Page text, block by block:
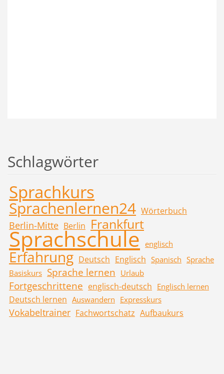
Schlagwörter
Sprachkurs
Sprachenlernen24 Wörterbuch
Berlin-Mitte Berlin Frankfurt
Sprachschule englisch
Erfahrung Deutsch Englisch Spanisch Sprache
Basiskurs Sprache lernen Urlaub
Fortgeschrittene englisch-deutsch Englisch lernen
Deutsch lernen Auswandern Expresskurs
Vokabeltrainer Fachwortschatz Aufbaukurs